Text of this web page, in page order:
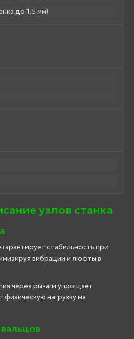
до 1,5 мм)
узлов станка
стабильность при
вибрации и люфты в
через рычаги упрощает
физическую нагрузку на